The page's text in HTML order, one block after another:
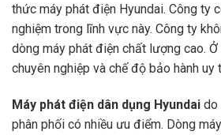
thức máy phát điện Hyundai. Công ty
nghiệm trong lĩnh vực này. Công ty
dòng máy phát điện chất lượng cao.
chuyên nghiệp và chế độ bảo hành uy
Máy phát điện dân dụng Hyundai do
phân phối có nhiều ưu điểm. Dòng